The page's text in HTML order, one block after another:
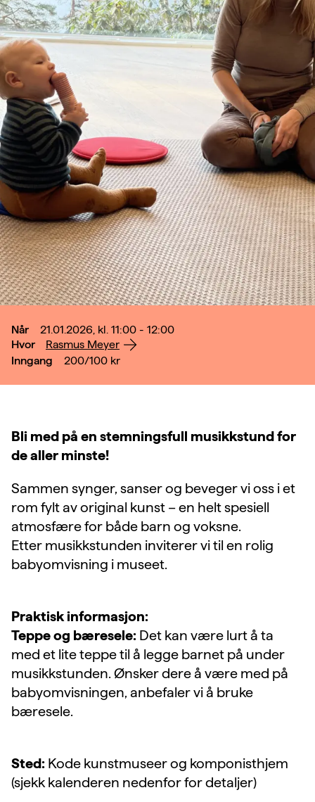
Når
21.01.2026, kl. 11:00 - 12:00
Hvor
Rasmus Meyer
Inngang
200/100 kr
Bli med på en stemningsfull musikkstund for
de aller minste!
Sammen synger, sanser og beveger vi oss i et
rom fylt av original kunst – en helt spesiell
atmosfære for både barn og voksne.
Etter musikkstunden inviterer vi til en rolig
babyomvisning i museet.
Praktisk informasjon:
Teppe og bæresele: Det kan være lurt å ta
med et lite teppe til å legge barnet på under
musikkstunden. Ønsker dere å være med på
babyomvisningen, anbefaler vi å bruke
bæresele.
Sted: Kode kunstmuseer og komponisthjem
(sjekk kalenderen nedenfor for detaljer)